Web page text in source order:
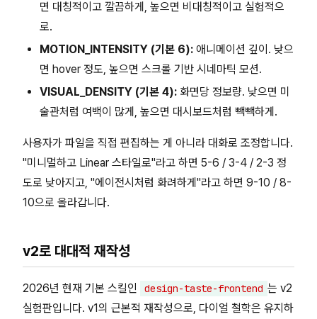
면 대칭적이고 깔끔하게, 높으면 비대칭적이고 실험적으
로.
MOTION_INTENSITY (기본 6): 애니메이션 깊이. 낮으
면 hover 정도, 높으면 스크롤 기반 시네마틱 모션.
VISUAL_DENSITY (기본 4): 화면당 정보량. 낮으면 미
술관처럼 여백이 많게, 높으면 대시보드처럼 빽빽하게.
사용자가 파일을 직접 편집하는 게 아니라 대화로 조정합니다.
"미니멀하고 Linear 스타일로"라고 하면 5-6 / 3-4 / 2-3 정
도로 낮아지고, "에이전시처럼 화려하게"라고 하면 9-10 / 8-
10으로 올라갑니다.
v2로 대대적 재작성
2026년 현재 기본 스킬인 design-taste-frontend 는 v2
실험판입니다. v1의 근본적 재작성으로, 다이얼 철학은 유지하